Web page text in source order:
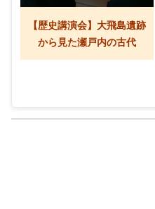
【歴史講演会】大飛島遺跡
から見た瀬戸内の古代